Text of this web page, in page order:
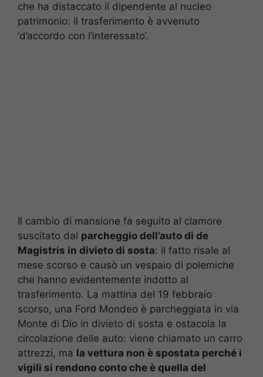
che ha distaccato il dipendente al nucleo
patrimonio: il trasferimento è avvenuto
‘d’accordo con l’interessato’.
Il cambio di mansione fa seguito al clamore
suscitato dal parcheggio dell’auto di de
Magistris in divieto di sosta: il fatto risale al
mese scorso e causò un vespaio di polemiche
che hanno evidentemente indotto al
trasferimento. La mattina del 19 febbraio
scorso, una Ford Mondeo è parcheggiata in via
Monte di Dio in divieto di sosta e ostacola la
circolazione delle auto: viene chiamato un carro
attrezzi, ma la vettura non è spostata perché i
vigili si rendono conto che è quella del